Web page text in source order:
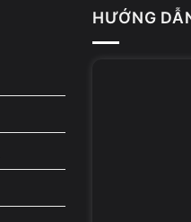
HƯỚNG